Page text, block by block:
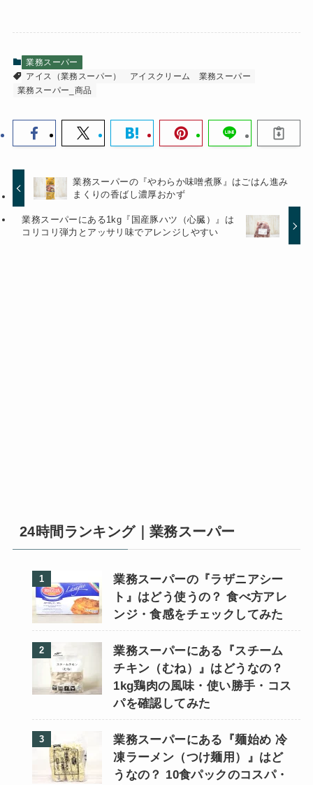
業務スーパー
アイス（業務スーパー）
アイスクリーム
業務スーパー
業務スーパー_商品
業務スーパーの『やわらか味噌煮豚』はごはん進み
まくりの香ばし濃厚おかず
業務スーパーにある1kg『国産豚ハツ（心臓）』は
コリコリ弾力とアッサリ味でアレンジしやすい
24時間ランキング｜業務スーパー
業務スーパーの『ラザニアシー
ト』はどう使うの？ 食べ方アレ
ンジ・食感をチェックしてみた
業務スーパーにある『スチーム
チキン（むね）』はどうなの？
1kg鶏肉の風味・使い勝手・コス
パを確認してみた
業務スーパーにある『麺始め 冷
凍ラーメン（つけ麺用）』はど
うなの？ 10食パックのコスパ・